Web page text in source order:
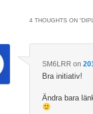
4 THOUGHTS ON “
SM6LRR on
Bra initiativ!
Ändra bara